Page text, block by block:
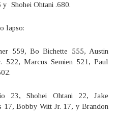
Shohei Ohtani .680.
lapso:
559, Bo Bichette 555, Austin
522, Marcus Semien 521, Paul
23, Shohei Ohtani 22, Jake
17, Bobby Witt Jr. 17, y Brandon